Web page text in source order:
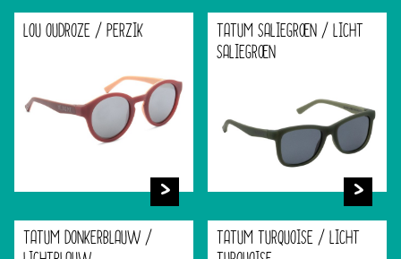
LOU OUDROZE / PERZIK
TATUM SALIEGROEN / LICHT
SALIEGROEN
TATUM DONKERBLAUW /
TATUM TURQUOISE / LICHT